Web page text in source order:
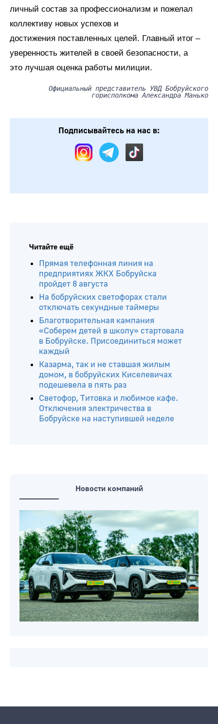
личный состав за профессионализм и пожелал
коллективу новых успехов и
достижения поставленных целей. Главный итог –
уверенность жителей в своей безопасности, а
это лучшая оценка работы милиции.
Официальный представитель УВД Бобруйского
горисполкома Александра Манько
Подписывайтесь на нас в:
Читайте ещё
Прямая телефонная линия на
предприятиях ЖКХ Бобруйска
пройдет 8 августа
На бобруйских светофорах стали
отключать секундные таймеры
Благотворительная кампания
«Соберем детей в школу» стартовала
в Бобруйске. Присоединиться может
каждый
Казарма, так и не ставшая жилым
домом, в бобруйских Киселевичах
подешевела в пять раз
Светофор, Титовка и любимое кафе.
Отключения электричества в
Бобруйске на наступившей неделе
Новости компаний